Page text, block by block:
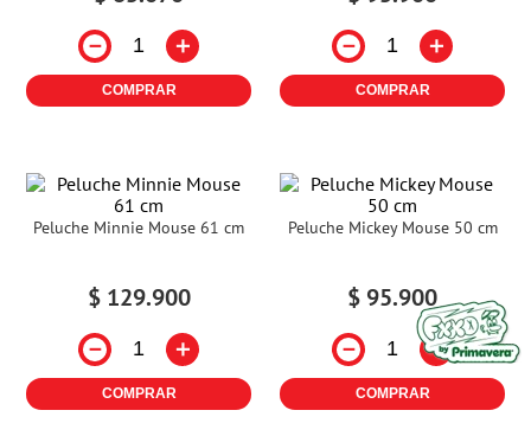
－ ＋
COMPRAR
－ ＋
COMPRAR
Peluche Minnie Mouse 61 cm
$ 129.900
－ ＋
COMPRAR
Peluche Mickey Mouse 50 cm
$ 95.900
－ ＋
COMPRAR